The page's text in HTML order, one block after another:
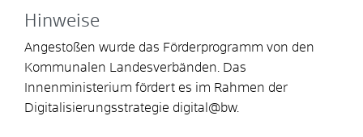
Hinweise
Angestoßen wurde das Förderprogramm von den
Kommunalen Landesverbänden. Das
Innenministerium fördert es im Rahmen der
Digitalisierungsstrategie digital@bw.